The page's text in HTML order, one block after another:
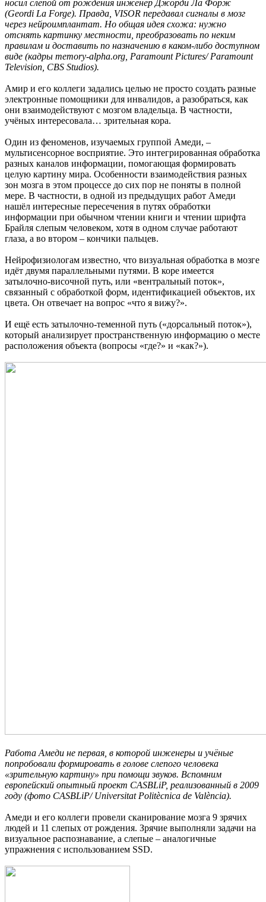
носил слепой от рождения инженер Джорди Ла Форж
(Geordi La Forge). Правда, VISOR передавал сигналы в мозг
через нейроимплантат. Но общая идея схожа: нужно
отснять картинку местности, преобразовать по неким
правилам и доставить по назначению в каком-либо доступном
виде (кадры memory-alpha.org, Paramount Pictures/ Paramount
Television, CBS Studios).
Амир и его коллеги задались целью не просто создать разные
электронные помощники для инвалидов, а разобраться, как
они взаимодействуют с мозгом владельца. В частности,
учёных интересовала… зрительная кора.
Один из феноменов, изучаемых группой Амеди, –
мультисенсорное восприятие. Это интегрированная обработка
разных каналов информации, помогающая формировать
целую картину мира. Особенности взаимодействия разных
зон мозга в этом процессе до сих пор не поняты в полной
мере. В частности, в одной из предыдущих работ Амеди
нашёл интересные пересечения в путях обработки
информации при обычном чтении книги и чтении шрифта
Брайля слепым человеком, хотя в одном случае работают
глаза, а во втором – кончики пальцев.
Нейрофизиологам известно, что визуальная обработка в мозге
идёт двумя параллельными путями. В коре имеется
затылочно-височной путь, или «вентральный поток»,
связанный с обработкой форм, идентификацией объектов, их
цвета. Он отвечает на вопрос «что я вижу?».
И ещё есть затылочно-теменной путь («дорсальный поток»),
который анализирует пространственную информацию о месте
расположения объекта (вопросы «где?» и «как?»).
Работа Амеди не первая, в которой инженеры и учёные
попробовали формировать в голове слепого человека
«зрительную картину» при помощи звуков. Вспомним
европейский опытный проект CASBLiP, реализованный в 2009
году (фото CASBLiP/ Universitat Politècnica de València).
Амеди и его коллеги провели сканирование мозга 9 зрячих
людей и 11 слепых от рождения. Зрячие выполняли задачи на
визуальное распознавание, а слепые – аналогичные
упражнения с использованием SSD.